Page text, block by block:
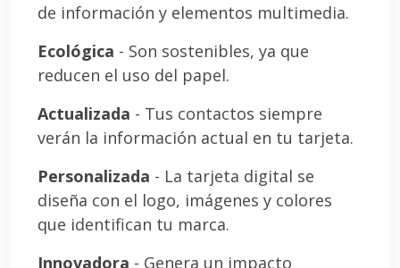
de información y elementos multimedia.
Ecológica - Son sostenibles, ya que
reducen el uso del papel.
Actualizada - Tus contactos siempre
verán la información actual en tu tarjeta.
Personalizada - La tarjeta digital se
diseña con el logo, imágenes y colores
que identifican tu marca.
Innovadora - Genera un impacto